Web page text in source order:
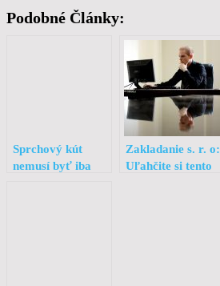
Podobné Články:
Sprchový kút
nemusí byť iba
Zakladanie s. r. o:
Uľahčite si tento